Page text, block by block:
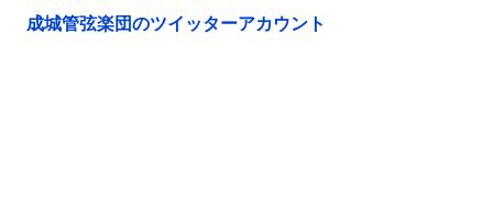
成城管弦楽団のツイッターアカウント